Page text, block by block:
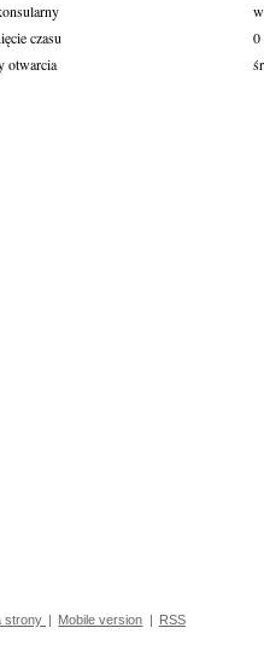
czasu
0
otwarcia
strony | Mobile version | RSS